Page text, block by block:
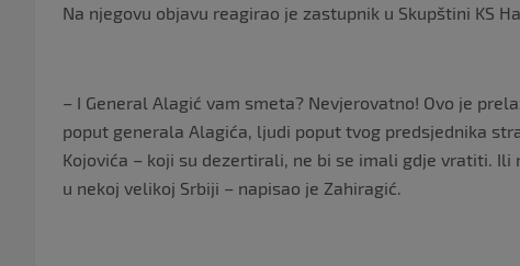
Na njegovu objavu reagirao je zastupnik u Skupštini KS
– I General Alagić vam smeta? Nevjerovatno! Ovo je
poput generala Alagića, ljudi poput tvog predsjednika
Kojovića – koji su dezertirali, ne bi se imali gdje vratiti.
u nekoj velikoj Srbiji – napisao je Zahiragić.